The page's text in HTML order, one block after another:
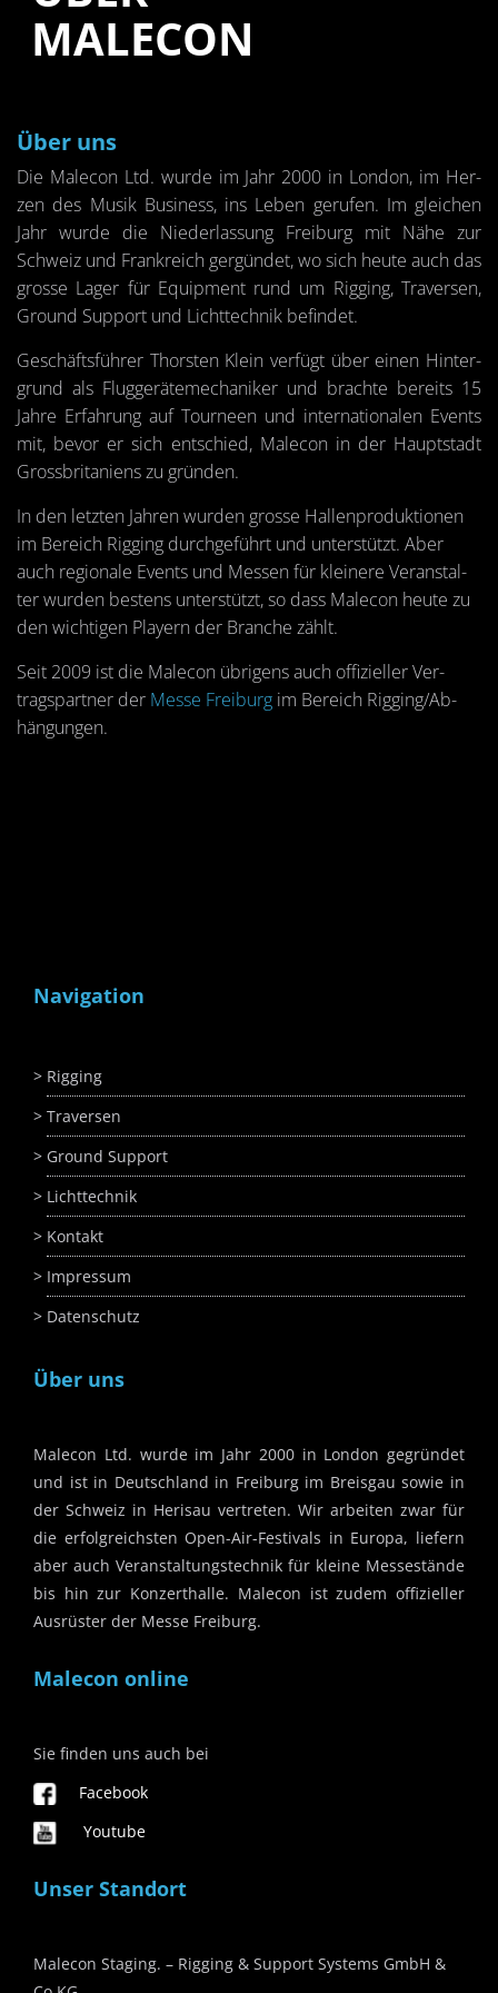
MALE­CON
Über uns
Die Male­con Ltd. wurde im Jahr 2000 in Lon­don, im Her­
zen des Musik Busi­ness, ins Leben ge­ru­fen. Im glei­chen
Jahr wurde die Nie­der­las­sung Frei­burg mit Nähe zur
Schweiz und Frank­reich ger­gün­det, wo sich heute auch das
gros­se Lager für Equip­ment rund um Rig­ging, Tra­ver­sen,
Ground Sup­port und Licht­tech­nik be­fin­det.
Ge­schäfts­füh­rer Thors­ten Klein ver­fügt über einen Hin­ter­
grund als Flug­ge­rä­te­me­cha­ni­ker und brach­te be­reits 15
Jahre Er­fah­rung auf Tour­ne­en und in­ter­na­tio­na­len Events
mit, bevor er sich ent­schied, Male­con in der Haupt­stadt
Gross­bri­ta­ni­ens zu grün­den.
In den letz­ten Jah­ren wur­den gros­se Hal­len­pro­duk­tio­nen
im Be­reich Rig­ging durch­ge­führt und un­ter­stützt. Aber
auch re­gio­na­le Events und Mes­sen für klei­ne­re Ver­an­stal­
ter wur­den bes­tens un­ter­stützt, so dass Male­con heute zu
den wich­ti­gen Play­ern der Bran­che zählt.
Seit 2009 ist die Male­con üb­ri­gens auch of­fi­zi­el­ler Ver­
trags­part­ner der Messe Frei­burg im Be­reich Rig­ging/Ab­
hän­gun­gen.
Navigation
Rigging
Traversen
Ground Support
Lichttechnik
Kontakt
Impressum
Datenschutz
Über uns
Malecon Ltd. wurde im Jahr 2000 in London gegründet
und ist in Deutschland in Freiburg im Breisgau sowie in
der Schweiz in Herisau vertreten. Wir arbeiten zwar für
die erfolgreichsten Open-Air-Festivals in Europa, liefern
aber auch Veranstaltungstechnik für kleine Messestände
bis hin zur Konzerthalle. Malecon ist zudem offizieller
Ausrüster der Messe Freiburg.
Malecon online
Sie finden uns auch bei
Facebook
Youtube
Unser Standort
Malecon Staging. – Rigging & Support Systems GmbH &